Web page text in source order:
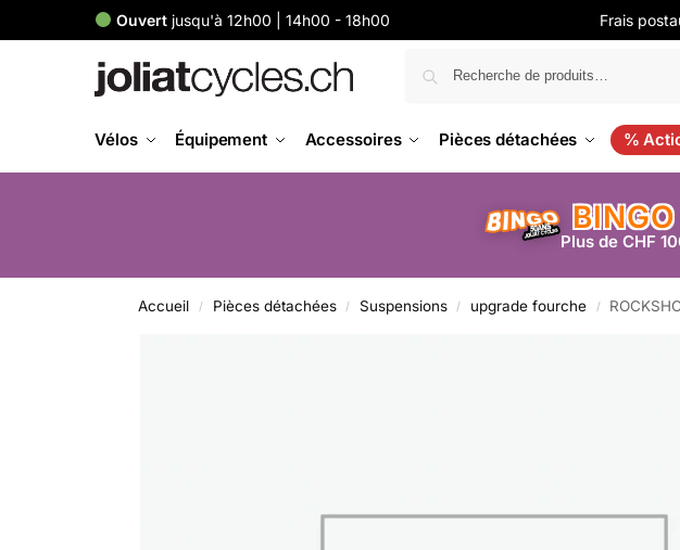
Ouvertjusqu'à 12h00 | 14h00 - 18h00 Frais
Vélos Équipement Accessoires Pièces détachées %
Plus de CHF
Accueil / Pièces détachées / Suspensions / upgrade fourche /